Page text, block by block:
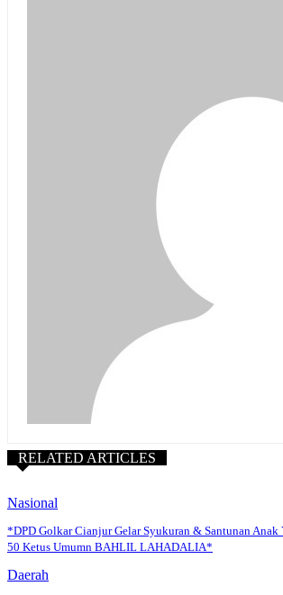
RELATED ARTICLES
Nasional
*DPD Golkar Cianjur Gelar Syukuran & Santunan
50 Ketus Umumn BAHLIL LAHADALIA*
Daerah